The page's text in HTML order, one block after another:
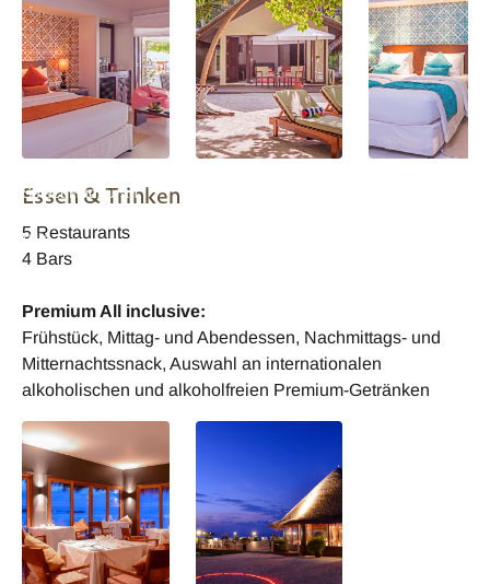
Select Hudhuran
Villa
Essen & Trinken
5 Restaurants
4 Bars
Premium All inclusive:
Frühstück, Mittag- und Abendessen, Nachmittags- und
Mitternachtssnack, Auswahl an internationalen
alkoholischen und alkoholfreien Premium-Getränken